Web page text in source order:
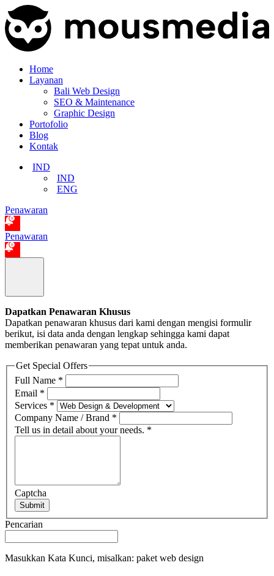
Home
Layanan
Bali Web Design
SEO & Maintenance
Graphic Design
Portofolio
Blog
Kontak
IND
IND
ENG
Penawaran
Penawaran
Dapatkan Penawaran Khusus
Dapatkan penawaran khusus dari kami dengan mengisi formulir
berikut, isi data anda dengan lengkap sehingga kami dapat
memberikan penawaran yang tepat untuk anda.
Get Special Offers
Full Name *
Email *
Services *
Company Name / Brand *
Tell us in detail about your needs. *
Captcha
Submit
Pencarian
Masukkan Kata Kunci, misalkan: paket web design